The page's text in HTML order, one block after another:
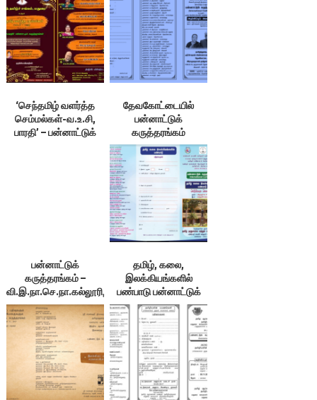
‘செந்தமிழ் வளர்த்த
செம்மல்கள்-வ.உ.சி,
பாரதி’ – பன்னாட்டுக்
தேவகோட்டையில்
பன்னாட்டுக்
கருத்தரங்கம்
பன்னாட்டுக்
கருத்தரங்கம் –
வி.இ.நா.செ.நா.கல்லூரி,
விருதுநகர்.
தமிழ், கலை,
இலக்கியங்களில்
பண்பாடு பன்னாட்டுக்
கருத்தரங்கம்,
சென்னை